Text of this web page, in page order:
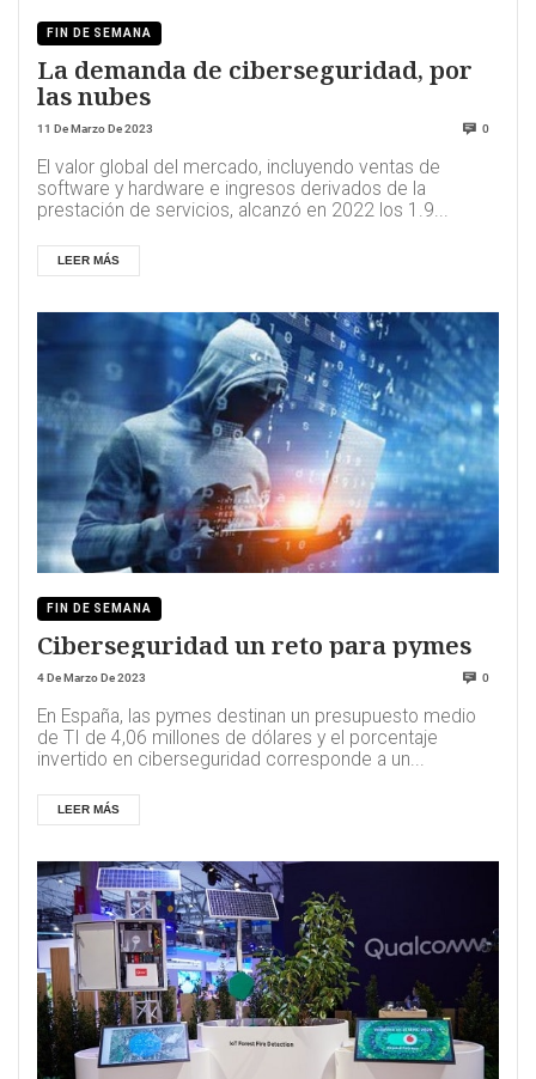
FIN DE SEMANA
La demanda de ciberseguridad, por
las nubes
11 De Marzo De 2023 0
El valor global del mercado, incluyendo ventas de
software y hardware e ingresos derivados de la
prestación de servicios, alcanzó en 2022 los 1.9...
LEER MÁS
FIN DE SEMANA
Ciberseguridad un reto para pymes
4 De Marzo De 2023 0
En España, las pymes destinan un presupuesto medio
de TI de 4,06 millones de dólares y el porcentaje
invertido en ciberseguridad corresponde a un...
LEER MÁS